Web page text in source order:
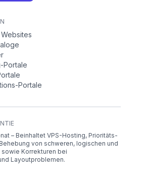
Portale
Portale
– Beinhaltet VPS-Hosting, Prioritäts-
von schweren, logischen und
Korrekturen bei
Layoutproblemen.